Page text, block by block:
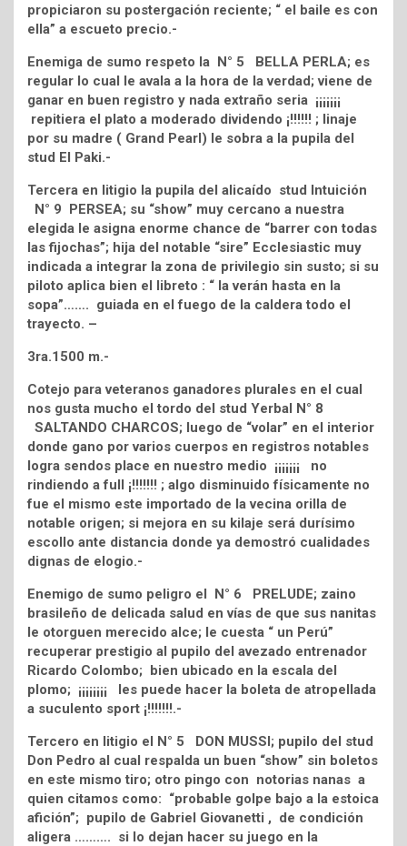
propiciaron su postergación reciente; “ el baile es con
ella” a escueto precio.-
Enemiga de sumo respeto la N° 5 BELLA PERLA; es
regular lo cual le avala a la hora de la verdad; viene de
ganar en buen registro y nada extraño seria ¡¡¡¡¡¡¡
repitiera el plato a moderado dividendo ¡!!!!!! ; linaje
por su madre ( Grand Pearl) le sobra a la pupila del
stud El Paki.-
Tercera en litigio la pupila del alicaído stud Intuición
N° 9 PERSEA; su “show” muy cercano a nuestra
elegida le asigna enorme chance de “barrer con todas
las fijochas”; hija del notable “sire” Ecclesiastic muy
indicada a integrar la zona de privilegio sin susto; si su
piloto aplica bien el libreto : “ la verán hasta en la
sopa”……. guiada en el fuego de la caldera todo el
trayecto. –
3ra.1500 m.-
Cotejo para veteranos ganadores plurales en el cual
nos gusta mucho el tordo del stud Yerbal N° 8
SALTANDO CHARCOS; luego de “volar” en el interior
donde gano por varios cuerpos en registros notables
logra sendos place en nuestro medio ¡¡¡¡¡¡¡ no
rindiendo a full ¡!!!!!!! ; algo disminuido físicamente no
fue el mismo este importado de la vecina orilla de
notable origen; si mejora en su kilaje será durísimo
escollo ante distancia donde ya demostró cualidades
dignas de elogio.-
Enemigo de sumo peligro el N° 6 PRELUDE; zaino
brasileño de delicada salud en vías de que sus nanitas
le otorguen merecido alce; le cuesta “ un Perú”
recuperar prestigio al pupilo del avezado entrenador
Ricardo Colombo; bien ubicado en la escala del
plomo; ¡¡¡¡¡¡¡¡ les puede hacer la boleta de atropellada
a suculento sport ¡!!!!!!!.-
Tercero en litigio el N° 5 DON MUSSI; pupilo del stud
Don Pedro al cual respalda un buen “show” sin boletos
en este mismo tiro; otro pingo con notorias nanas a
quien citamos como: “probable golpe bajo a la estoica
afición”; pupilo de Gabriel Giovanetti , de condición
aligera ………. si lo dejan hacer su juego en la